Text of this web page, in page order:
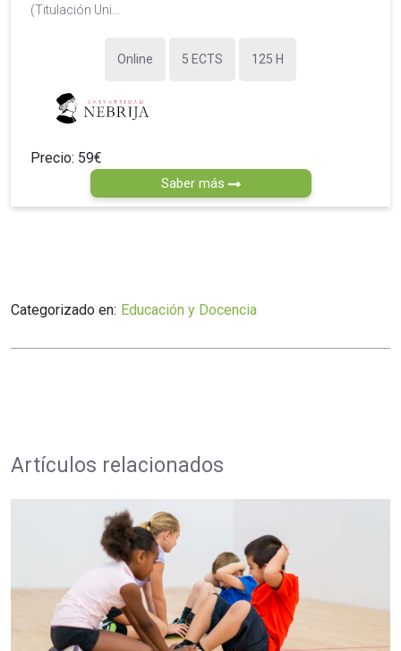
(Titulación Uni...
Online 5 ECTS 125 H
Precio: 59€
Saber más
Categorizado en: Educación y Docencia
Artículos relacionados